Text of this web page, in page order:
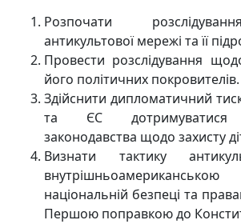
Розпочати
антикультової мережі та її
Провести розслідування
його політичних покровителів.
Здійснити дипломатичний
та ЄС дотримуватися
законодавства щодо захисту
Визнати тактику
національній безпеці та
Першою поправкою до